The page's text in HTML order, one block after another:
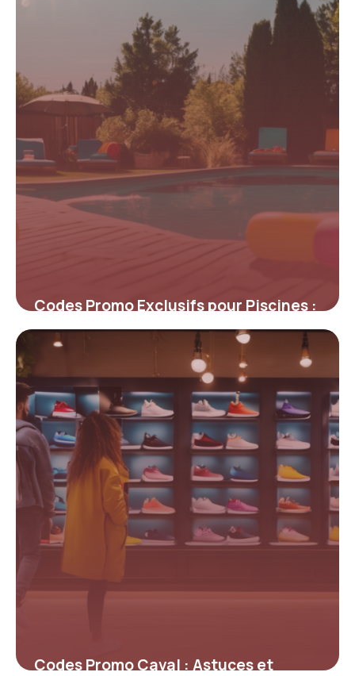
Codes Promo Exclusifs pour Piscines :
Économisez sur l’Équipement de Votre
Espace Aquatique
4 juillet 2025
Codes Promo Caval : Astuces et